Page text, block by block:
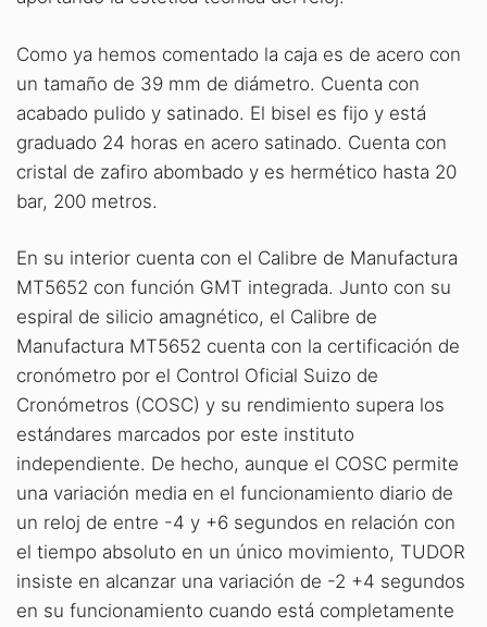
Como ya hemos comentado la caja es de acero con
un tamaño de 39 mm de diámetro. Cuenta con
acabado pulido y satinado. El bisel es fijo y está
graduado 24 horas en acero satinado. Cuenta con
cristal de zafiro abombado y es hermético hasta 20
bar, 200 metros.
En su interior cuenta con el Calibre de Manufactura
MT5652 con función GMT integrada. Junto con su
espiral de silicio amagnético, el Calibre de
Manufactura MT5652 cuenta con la certificación de
cronómetro por el Control Oficial Suizo de
Cronómetros (COSC) y su rendimiento supera los
estándares marcados por este instituto
independiente. De hecho, aunque el COSC permite
una variación media en el funcionamiento diario de
un reloj de entre -4 y +6 segundos en relación con
el tiempo absoluto en un único movimiento, TUDOR
insiste en alcanzar una variación de -2 +4 segundos
en su funcionamiento cuando está completamente